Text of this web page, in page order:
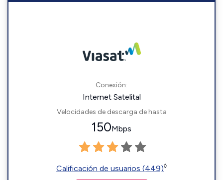
Conexión:
Internet Satelital
Velocidades de descarga de hasta
150Mbps
Calificación de usuarios (449)◊